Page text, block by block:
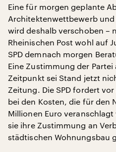
Eine für morgen geplante
Architektenwettbewerb
wird deshalb verschoben –
Rheinischen Post wohl auf
SPD demnach morgen
Eine Zustimmung der
Zeitpunkt sei Stand jetzt
Zeitung. Die SPD fordert
bei den Kosten, die für den
Millionen Euro
sie ihre Zustimmung an
städtischen Wohnungsbau